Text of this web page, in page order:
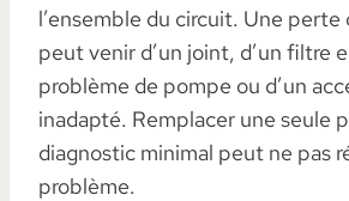
l’ensemble du circuit. Une perte
peut venir d’un joint, d’un filtre
problème de pompe ou d’un
inadapté. Remplacer une seule
diagnostic minimal peut ne pas
problème.